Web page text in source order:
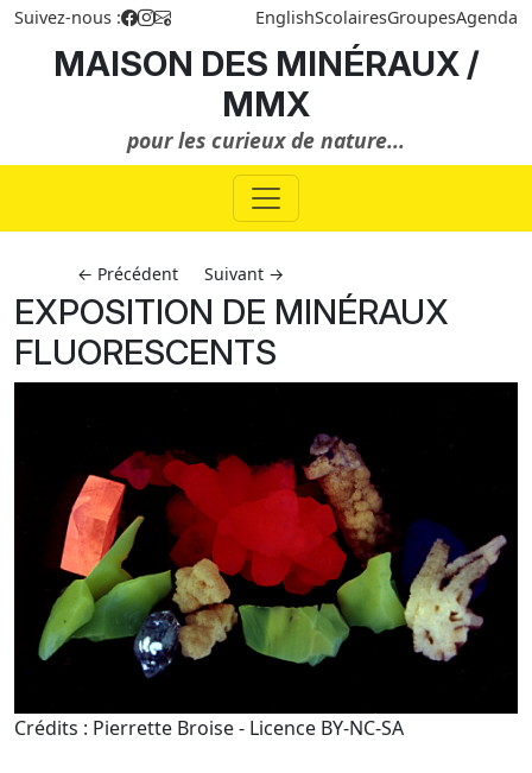
Suivez-nous : EnglishScolairesGroupesAgenda
MAISON DES MINÉRAUX /
MMX
pour les curieux de nature...
← Précédent Suivant →
EXPOSITION DE MINÉRAUX
FLUORESCENTS
Crédits : Pierrette Broise - Licence BY-NC-SA